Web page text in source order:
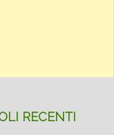
RECENTI